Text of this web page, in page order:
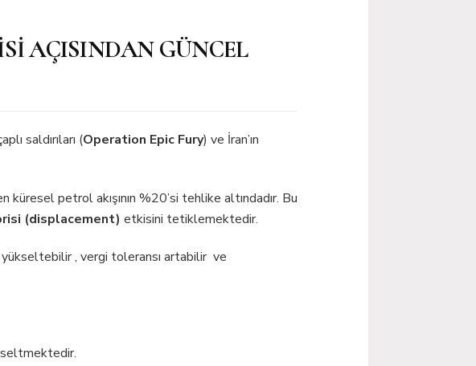
AÇISINDAN GÜNCEL
saldırıları (Operation Epic Fury) ve İran’ın
petrol akışının %20’si tehlike altındadır. Bu
(displacement) etkisini tetiklemektedir.
yükseltebilir , vergi toleransı artabilir ve